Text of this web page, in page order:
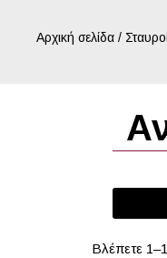
Αρχική σελίδα /
Βλέπετε